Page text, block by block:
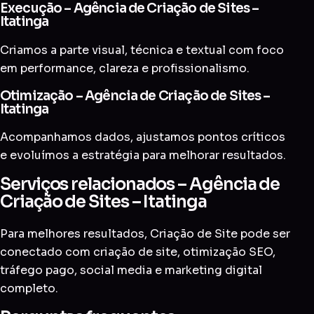
Execução – Agência de Criação de Sites –
Itatinga
Criamos a parte visual, técnica e textual com foco
em performance, clareza e profissionalismo.
Otimização – Agência de Criação de Sites –
Itatinga
Acompanhamos dados, ajustamos pontos críticos
e evoluímos a estratégia para melhorar resultados.
Serviços relacionados – Agência de
Criação de Sites – Itatinga
Para melhores resultados, Criação de Site pode ser
conectado com criação de site, otimização SEO,
tráfego pago, social media e marketing digital
completo.